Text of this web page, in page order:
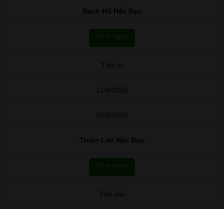
Bạch Hổ Hắc Đạo
Xem ngay
Thứ tư
12/8/2026
30/6/2026
Thiên Lao Hắc Đạo
Xem ngay
Thứ sáu